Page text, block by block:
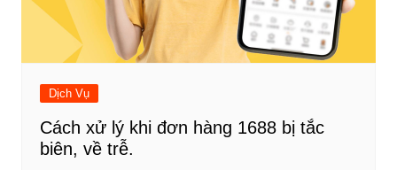
Dịch Vụ
Cách xử lý khi đơn hàng 1688 bị tắc
biên, về trễ.